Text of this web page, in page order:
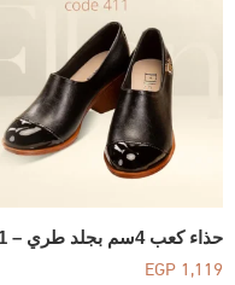
EGP1,119